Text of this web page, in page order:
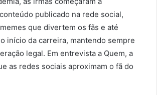
publicado na rede social,
que divertem os fãs e até
início da carreira, mantendo sempre
legal. Em entrevista a Quem, a
as redes sociais aproximam o fã do